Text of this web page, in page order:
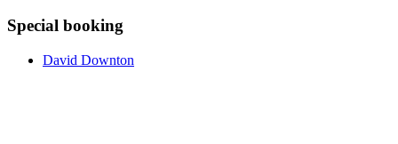
Special booking
David Downton